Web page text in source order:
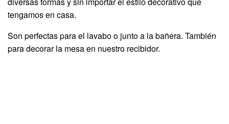
tengamos en casa.
Son perfectas para el lavabo o junto a la bañera. También
para decorar la mesa en nuestro recibidor.